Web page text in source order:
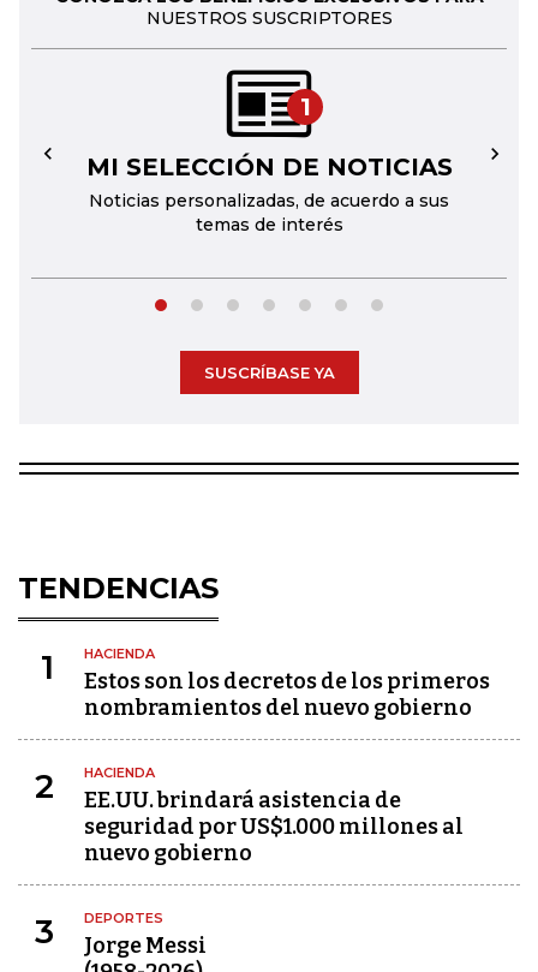
NUESTROS SUSCRIPTORES
1
MI SELECCIÓN DE NOTICIAS
Noticias personalizadas, de acuerdo a sus
temas de interés
← →
SUSCRÍBASE YA
TENDENCIAS
1 HACIENDA
Estos son los decretos de los primeros
nombramientos del nuevo gobierno
2 HACIENDA
EE.UU. brindará asistencia de
seguridad por US$1.000 millones al
nuevo gobierno
3 DEPORTES
Jorge Messi